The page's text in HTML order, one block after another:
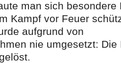
man sich besondere
Kampf vor Feuer
aufgrund von
nie umgesetzt: Die